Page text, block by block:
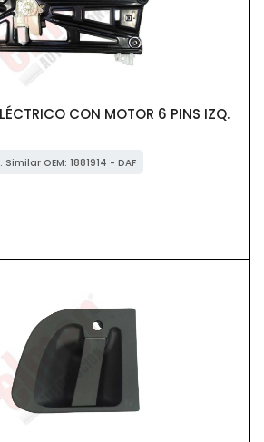
CON MOTOR 6 PINS IZQ.
Similar OEM: 1881914 - DAF